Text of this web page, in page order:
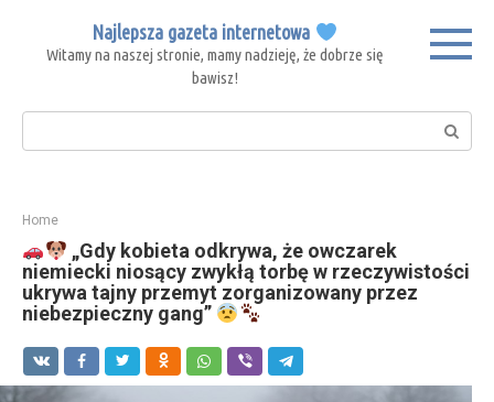
content
Najlepsza gazeta internetowa
Witamy na naszej stronie, mamy nadzieję, że dobrze się
bawisz!
Search:
Home
„Gdy kobieta odkrywa, że owczarek
niemiecki niosący zwykłą torbę w rzeczywistości
ukrywa tajny przemyt zorganizowany przez
niebezpieczny gang”